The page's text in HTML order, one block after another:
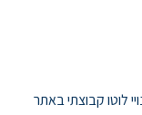
לוטו קבוצתי באתר